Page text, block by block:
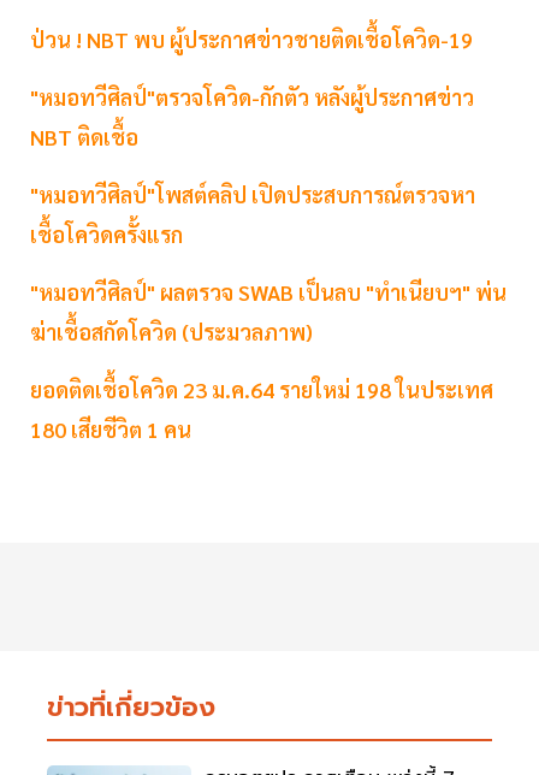
ป่วน ! NBT พบ ผู้ประกาศข่าวชายติดเชื้อโควิด-19
"หมอทวีศิลป์"ตรวจโควิด-กักตัว หลังผู้ประกาศข่าว
NBT ติดเชื้อ
"หมอทวีศิลป์"โพสต์คลิป เปิดประสบการณ์ตรวจหา
เชื้อโควิดครั้งแรก
"หมอทวีศิลป์" ผลตรวจ SWAB เป็นลบ "ทำเนียบฯ" พ่น
ฆ่าเชื้อสกัดโควิด (ประมวลภาพ)
ยอดติดเชื้อโควิด 23 ม.ค.64 รายใหม่ 198 ในประเทศ
180 เสียชีวิต 1 คน
ข่าวที่เกี่ยวข้อง